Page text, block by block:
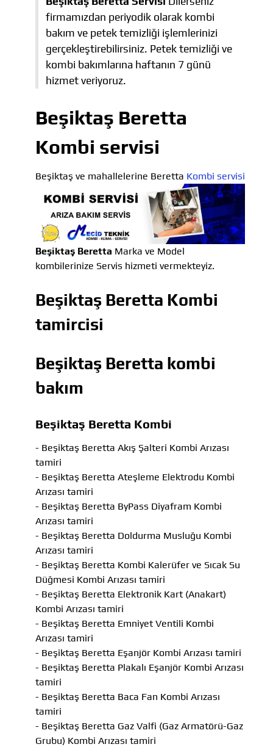
firmamızdan periyodik olarak kombi
bakım ve petek temizliği işlemlerinizi
gerçekleştirebilirsiniz. Petek temizliği ve
kombi bakımlarına haftanın 7 günü
hizmet veriyoruz.
Beşiktaş Beretta
Kombi servisi
Beşiktaş ve mahallelerine Beretta Kombi servisi
Beşiktaş Beretta Marka ve Model
kombilerinize Servis hizmeti vermekteyiz.
Beşiktaş Beretta Kombi
tamircisi
Beşiktaş Beretta kombi
bakım
Beşiktaş Beretta Kombi
- Beşiktaş Beretta Akış Şalteri Kombi Arızası
tamiri
- Beşiktaş Beretta Ateşleme Elektrodu Kombi
Arızası tamiri
- Beşiktaş Beretta ByPass Diyafram Kombi
Arızası tamiri
- Beşiktaş Beretta Doldurma Musluğu Kombi
Arızası tamiri
- Beşiktaş Beretta Kombi Kalerüfer ve Sıcak Su
Düğmesi Kombi Arızası tamiri
- Beşiktaş Beretta Elektronik Kart (Anakart)
Kombi Arızası tamiri
- Beşiktaş Beretta Emniyet Ventili Kombi
Arızası tamiri
- Beşiktaş Beretta Eşanjör Kombi Arızası tamiri
- Beşiktaş Beretta Plakalı Eşanjör Kombi Arızası
tamiri
- Beşiktaş Beretta Baca Fan Kombi Arızası
tamiri
- Beşiktaş Beretta Gaz Valfi (Gaz Armatörü-Gaz
Grubu) Kombi Arızası tamiri